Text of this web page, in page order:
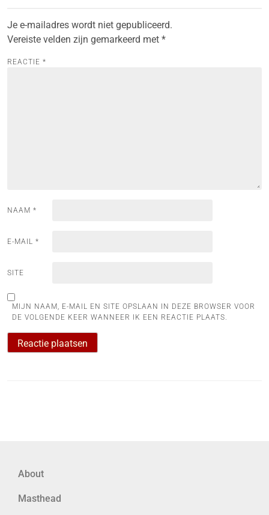
Je e-mailadres wordt niet gepubliceerd.
Vereiste velden zijn gemarkeerd met *
REACTIE *
NAAM *
E-MAIL *
SITE
MIJN NAAM, E-MAIL EN SITE OPSLAAN IN DEZE BROWSER VOOR
DE VOLGENDE KEER WANNEER IK EEN REACTIE PLAATS.
About
Masthead